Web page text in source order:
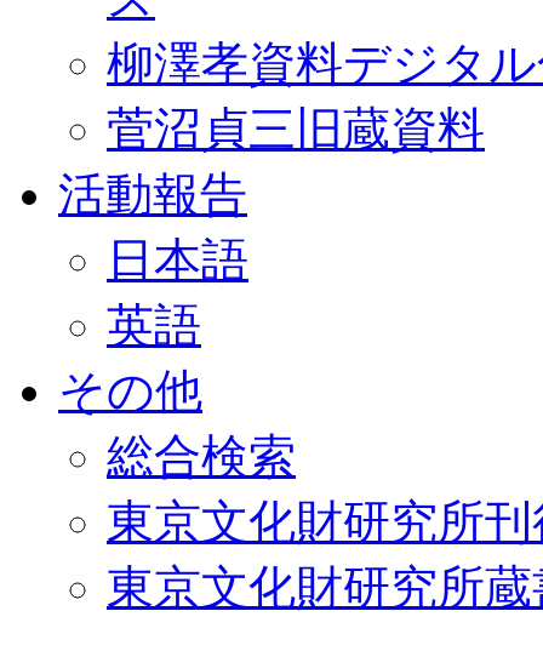
柳澤孝資料デジタ
菅沼貞三旧蔵資料
活動報告
日本語
英語
その他
総合検索
東京文化財研究所
東京文化財研究所